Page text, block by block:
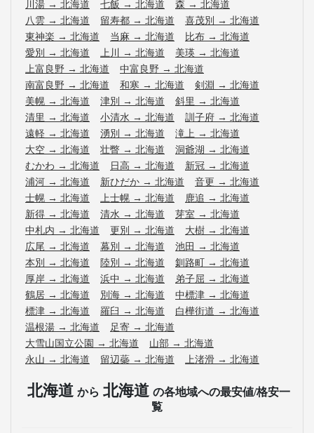
川湯 → 北海道 七飯 → 北海道 森 → 北海道
八雲 → 北海道 留寿都 → 北海道 喜茂別 → 北海道
東神楽 → 北海道 当麻 → 北海道 比布 → 北海道
愛別 → 北海道 上川 → 北海道 美瑛 → 北海道
上富良野 → 北海道 中富良野 → 北海道
南富良野 → 北海道 和寒 → 北海道 剣淵 → 北海道
美幌 → 北海道 津別 → 北海道 斜里 → 北海道
清里 → 北海道 小清水 → 北海道 訓子府 → 北海道
遠軽 → 北海道 湧別 → 北海道 滝上 → 北海道
大空 → 北海道 壮瞥 → 北海道 洞爺湖 → 北海道
むかわ → 北海道 日高 → 北海道 新冠 → 北海道
浦河 → 北海道 新ひだか → 北海道 音更 → 北海道
士幌 → 北海道 上士幌 → 北海道 鹿追 → 北海道
新得 → 北海道 清水 → 北海道 芽室 → 北海道
中札内 → 北海道 更別 → 北海道 大樹 → 北海道
広尾 → 北海道 幕別 → 北海道 池田 → 北海道
本別 → 北海道 陸別 → 北海道 釧路町 → 北海道
厚岸 → 北海道 浜中 → 北海道 弟子屈 → 北海道
鶴居 → 北海道 別海 → 北海道 中標津 → 北海道
標津 → 北海道 羅臼 → 北海道 白樺街道 → 北海道
温根湯 → 北海道 足寄 → 北海道
大雪山国立公園 → 北海道 山部 → 北海道
永山 → 北海道 留辺蘂 → 北海道 上渚滑 → 北海道
北海道 から 北海道 の各地域への最安値/格安一
覧